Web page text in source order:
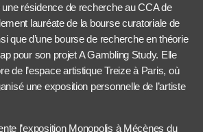
résidence de recherche au CCA de
lauréate de la bourse curatoriale de
que d’une bourse de recherche en théorie
pour son projet A Gambling Study. Elle
de l’espace artistique Treize à Paris, où
une exposition personnelle de l’artiste
l’exposition Monopolis à Mécènes du